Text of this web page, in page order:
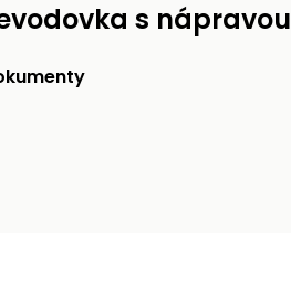
s nápravou